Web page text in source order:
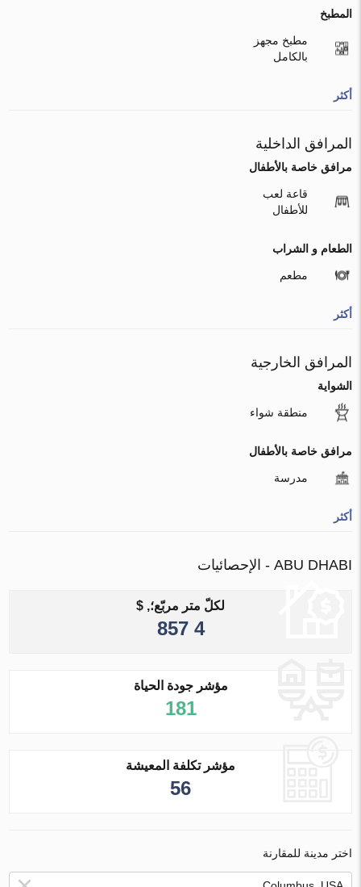
المطبخ
مطبخ مجهز
بالكامل
أكثر
المرافق الداخلية
مرافق خاصة بالأطفال
قاعة لعب
للأطفال
الطعام و الشراب
مطعم
أكثر
المرافق الخارجية
الشواية
منطقة شواء
مرافق خاصة بالأطفال
مدرسة
أكثر
ABU DHABI - الإحصائيات
لكلّ متر مربّع؛, $
4 857
مؤشر جودة الحياة
181
مؤشر تكلفة المعيشة
56
اختر مدينة للمقارنة